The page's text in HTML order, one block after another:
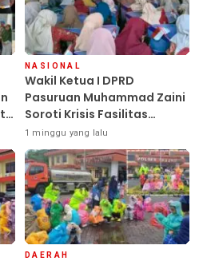
NASIONAL
Wakil Ketua I DPRD
Pasuruan Muhammad Zaini
Soroti Krisis Fasilitas
Sekolah di Tengah Efisiensi
Anggaran
1 minggu yang lalu
DAERAH